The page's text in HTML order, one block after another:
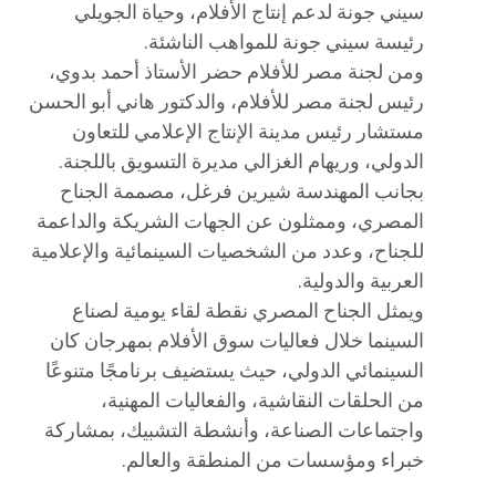
سيني جونة لدعم إنتاج الأفلام، وحياة الجويلي
رئيسة سيني جونة للمواهب الناشئة.
ومن لجنة مصر للأفلام حضر الأستاذ أحمد بدوي،
رئيس لجنة مصر للأفلام، والدكتور هاني أبو الحسن
مستشار رئيس مدينة الإنتاج الإعلامي للتعاون
الدولي، وريهام الغزالي مديرة التسويق باللجنة.
بجانب المهندسة شيرين فرغل، مصممة الجناح
المصري، وممثلون عن الجهات الشريكة والداعمة
للجناح، وعدد من الشخصيات السينمائية والإعلامية
العربية والدولية.
ويمثل الجناح المصري نقطة لقاء يومية لصناع
السينما خلال فعاليات سوق الأفلام بمهرجان كان
السينمائي الدولي، حيث يستضيف برنامجًا متنوعًا
من الحلقات النقاشية، والفعاليات المهنية،
واجتماعات الصناعة، وأنشطة التشبيك، بمشاركة
خبراء ومؤسسات من المنطقة والعالم.